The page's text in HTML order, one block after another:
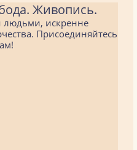
Живопись.
людьми, искренне
Присоединяйтесь